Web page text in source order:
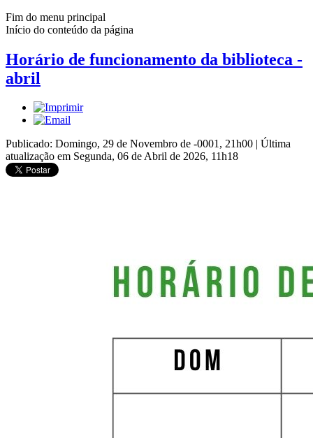
Fim do menu principal
Início do conteúdo da página
Horário de funcionamento da biblioteca -
abril
Publicado: Domingo, 29 de Novembro de -0001, 21h00 | Última
atualização em Segunda, 06 de Abril de 2026, 11h18